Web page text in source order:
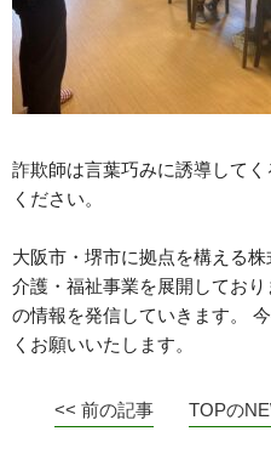
詐欺師は言葉巧みに誘導して
ください。
大阪市・堺市に拠点を構える
介護・福祉事業を展開してお
の情報を発信していきます。
くお願いいたします。
<< 前の記事 TOPの